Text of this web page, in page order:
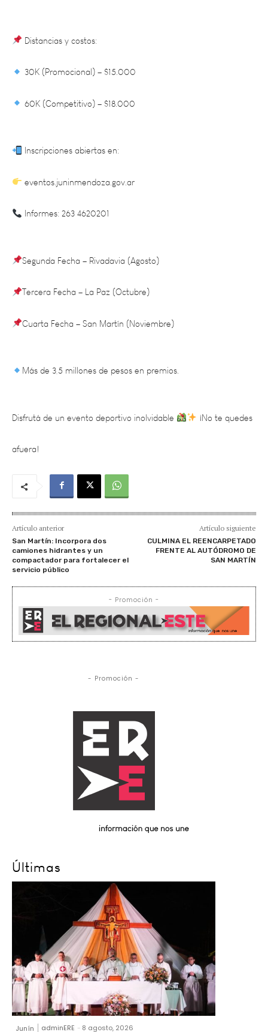
30K (Promocional) – $15.000
60K (Competitivo) – $18.000
eventos.juninmendoza.gov.ar
Informes: 263 4620201
Tercera Fecha – La Paz (Octubre)
Cuarta Fecha – San Martín (Noviembre)
afuera!
Artículo anterior
San Martín: Incorpora dos
camiones hidrantes y un
compactador para fortalecer el
servicio público
Artículo siguiente
CULMINA EL REENCARPETADO
FRENTE AL AUTÓDROMO DE
SAN MARTÍN
- Promoción -
- Promoción -
Últimas
Junín adminERE - 8 agosto, 2026